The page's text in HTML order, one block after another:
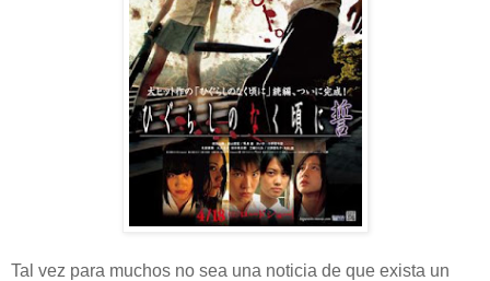
Tal vez para muchos no sea una noticia de que exista un